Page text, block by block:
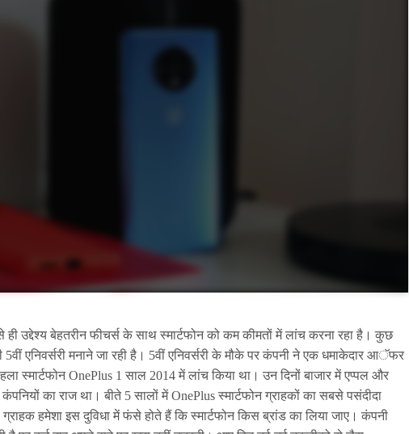
ही उद्देश्य बेहतरीन फीचर्स के साथ स्मार्टफोन को कम कीमतों में लांच करना रहा है। कुछ
एनिवर्सरी मनाने जा रही है। 5वीं एनिवर्सरी के मौके पर कंपनी ने एक धमाकेदार आॅफर
स्मार्टफोन OnePlus 1 साल 2014 में लांच किया था। उन दिनों बाजार में एप्पल और
का राज था। बीते 5 सालों में OnePlus स्मार्टफोन ग्राहकों का सबसे पसंदीदा
हमेशा इस दुविधा में फंसे होते हैं कि स्मार्टफोन किस ब्रांड का लिया जाए। कंपनी